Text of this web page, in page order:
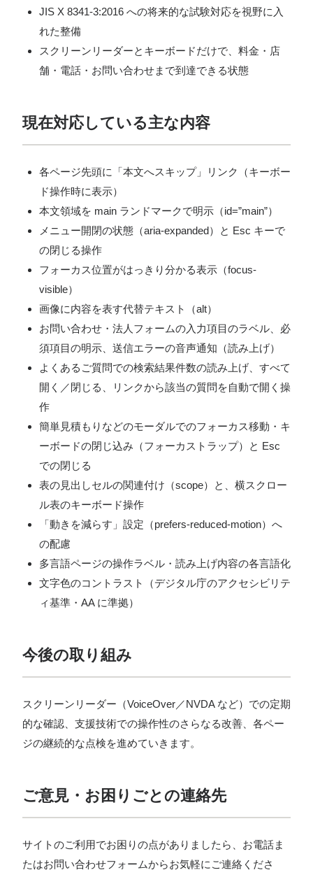
JIS X 8341-3:2016 への将来的な試験対応を視野に入
れた整備
スクリーンリーダーとキーボードだけで、料金・店
舗・電話・お問い合わせまで到達できる状態
現在対応している主な内容
各ページ先頭に「本文へスキップ」リンク（キーボー
ド操作時に表示）
本文領域を main ランドマークで明示（id=”main”）
メニュー開閉の状態（aria-expanded）と Esc キーで
の閉じる操作
フォーカス位置がはっきり分かる表示（focus-
visible）
画像に内容を表す代替テキスト（alt）
お問い合わせ・法人フォームの入力項目のラベル、必
須項目の明示、送信エラーの音声通知（読み上げ）
よくあるご質問での検索結果件数の読み上げ、すべて
開く／閉じる、リンクから該当の質問を自動で開く操
作
簡単見積もりなどのモーダルでのフォーカス移動・キ
ーボードの閉じ込み（フォーカストラップ）と Esc
での閉じる
表の見出しセルの関連付け（scope）と、横スクロー
ル表のキーボード操作
「動きを減らす」設定（prefers-reduced-motion）へ
の配慮
多言語ページの操作ラベル・読み上げ内容の各言語化
文字色のコントラスト（デジタル庁のアクセシビリテ
ィ基準・AA に準拠）
今後の取り組み
スクリーンリーダー（VoiceOver／NVDA など）での定期
的な確認、支援技術での操作性のさらなる改善、各ペー
ジの継続的な点検を進めていきます。
ご意見・お困りごとの連絡先
サイトのご利用でお困りの点がありましたら、お電話ま
たはお問い合わせフォームからお気軽にご連絡くださ